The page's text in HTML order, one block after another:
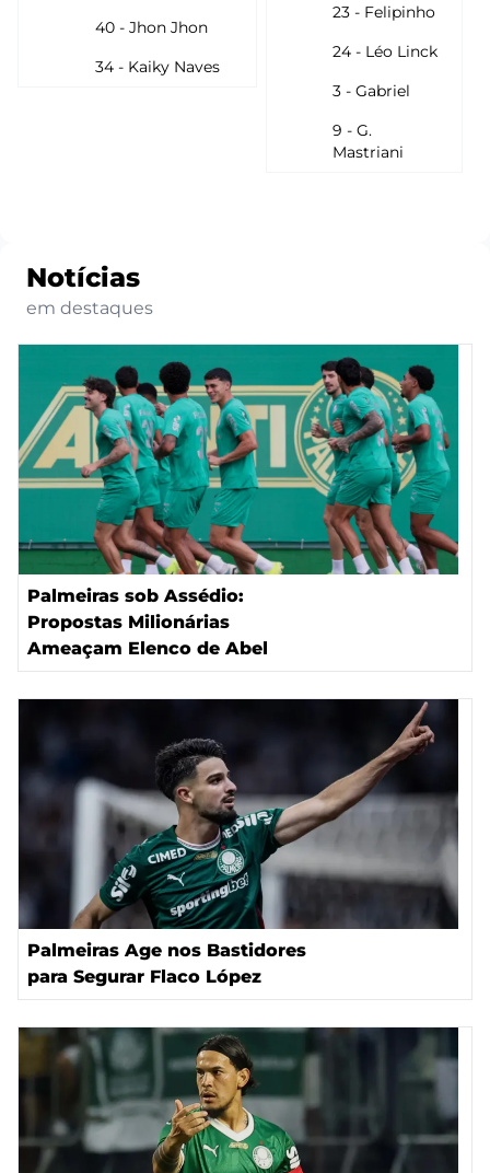
40 - Jhon Jhon
34 - Kaiky Naves
23 - Felipinho
24 - Léo Linck
3 - Gabriel
9 - G.
Mastriani
Notícias
em destaques
Palmeiras sob Assédio:
Propostas Milionárias
Ameaçam Elenco de Abel
Palmeiras Age nos Bastidores
para Segurar Flaco López